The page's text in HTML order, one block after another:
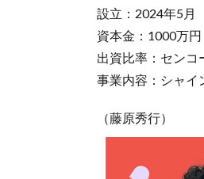
設立：2024年5月
資本金：1000万円
出資比率：センコ
事業内容：シャイ
（藤原秀行）